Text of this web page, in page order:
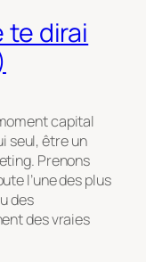
te dirai
capital
seul, être un
Prenons
l’une des plus
des
des vraies